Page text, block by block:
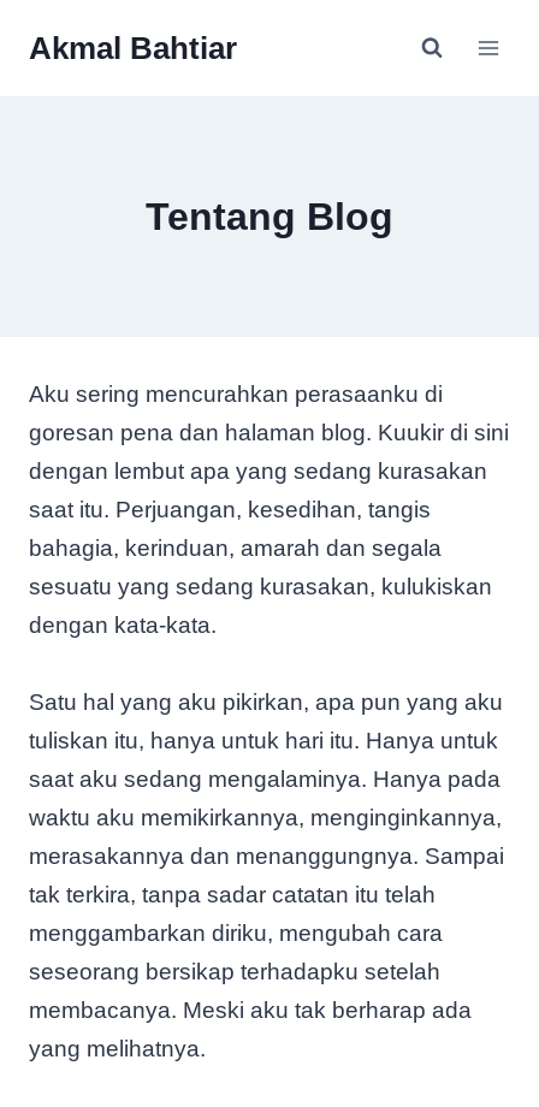
Akmal Bahtiar
Tentang Blog
Aku sering mencurahkan perasaanku di
goresan pena dan halaman blog. Kuukir di sini
dengan lembut apa yang sedang kurasakan
saat itu. Perjuangan, kesedihan, tangis
bahagia, kerinduan, amarah dan segala
sesuatu yang sedang kurasakan, kulukiskan
dengan kata-kata.
Satu hal yang aku pikirkan, apa pun yang aku
tuliskan itu, hanya untuk hari itu. Hanya untuk
saat aku sedang mengalaminya. Hanya pada
waktu aku memikirkannya, menginginkannya,
merasakannya dan menanggungnya. Sampai
tak terkira, tanpa sadar catatan itu telah
menggambarkan diriku, mengubah cara
seseorang bersikap terhadapku setelah
membacanya. Meski aku tak berharap ada
yang melihatnya.